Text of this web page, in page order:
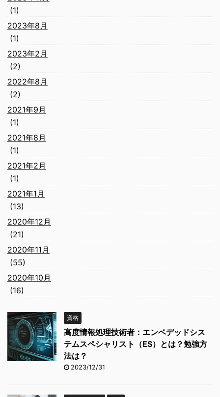
(1)
2023年8月
(1)
2023年2月
(2)
2022年8月
(2)
2021年9月
(1)
2021年8月
(1)
2021年2月
(1)
2021年1月
(13)
2020年12月
(21)
2020年11月
(55)
2020年10月
(16)
資格
高度情報処理技術者：エンベデッドシス
テムスペシャリスト（ES）とは？勉強方
法は？
2023/12/31